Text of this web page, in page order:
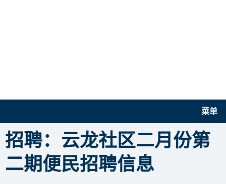
菜单
招聘：云龙社区二月份第
二期便民招聘信息